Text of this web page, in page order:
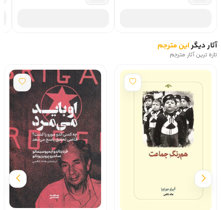
آثار دیگراین مترجم
تازه ترین آثار مترجم